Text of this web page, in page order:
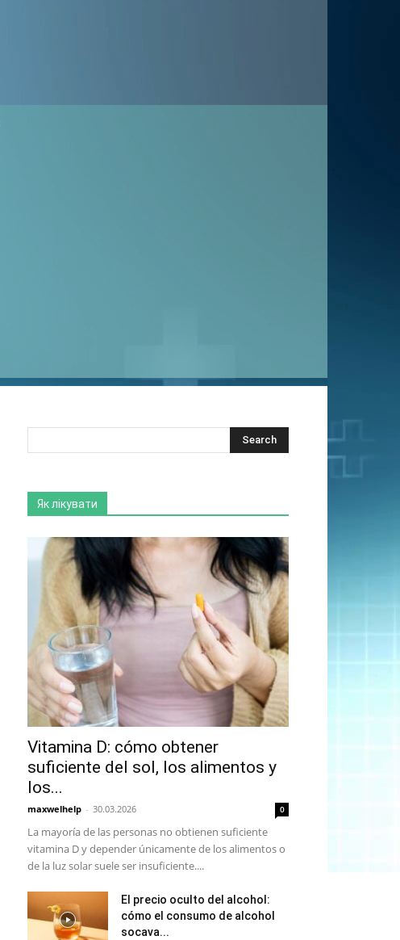
Як лікувати
Vitamina D: cómo obtener
suficiente del sol, los alimentos y
los...
maxwelhelp - 30.03.2026 0
La mayoría de las personas no obtienen suficiente
vitamina D y depender únicamente de los alimentos o
de la luz solar suele ser insuficiente....
El precio oculto del alcohol:
cómo el consumo de alcohol
socava...